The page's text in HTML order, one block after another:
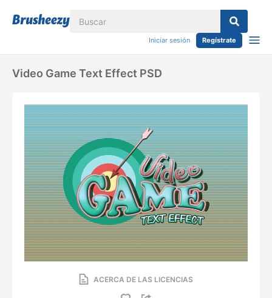
Iniciar sesión Regístrate
Video Game Text Effect PSD
ACERCA DE LAS LICENCIAS